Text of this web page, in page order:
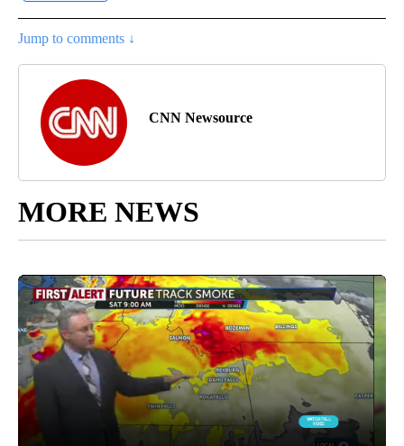
Jump to comments ↓
CNN Newsource
MORE NEWS